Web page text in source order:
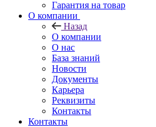
Гарантия на товар
О компании
Назад
О компании
О нас
База знаний
Новости
Документы
Карьера
Реквизиты
Контакты
Контакты